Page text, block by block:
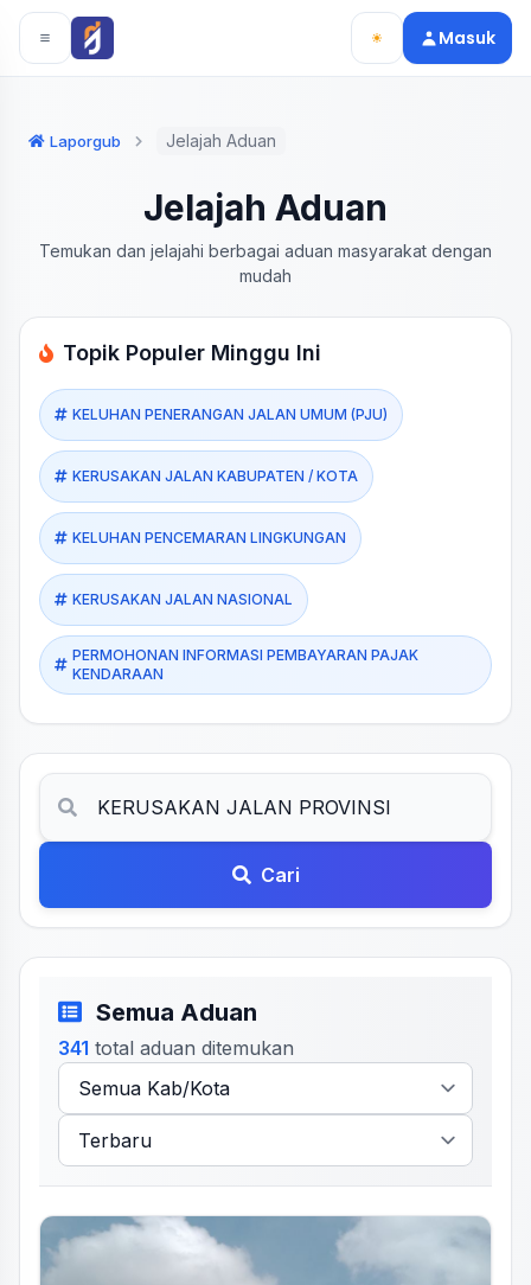
Langsung ke konten utama
Langsung ke navigasi
Masuk
Laporgub Jelajah Aduan
Jelajah Aduan
Temukan dan jelajahi berbagai aduan masyarakat dengan
mudah
Topik Populer Minggu Ini
KELUHAN PENERANGAN JALAN UMUM (PJU)
KERUSAKAN JALAN KABUPATEN / KOTA
KELUHAN PENCEMARAN LINGKUNGAN
KERUSAKAN JALAN NASIONAL
PERMOHONAN INFORMASI PEMBAYARAN PAJAK
KENDARAAN
Cari
Semua Aduan
341 total aduan ditemukan